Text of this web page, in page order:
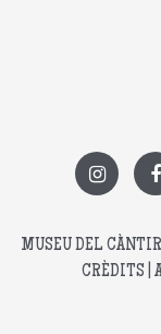
MUSEU DEL CÀNTIR
CRÈDITS